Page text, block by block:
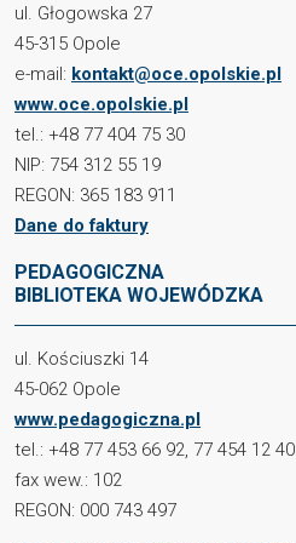
ul. Głogowska 27
45-315 Opole
e-mail: kontakt@oce.opolskie.pl
www.oce.opolskie.pl
tel.: +48 77 404 75 30
NIP: 754 312 55 19
REGON: 365 183 911
Dane do faktury
PEDAGOGICZNA
BIBLIOTEKA WOJEWÓDZKA
ul. Kościuszki 14
45-062 Opole
www.pedagogiczna.pl
tel.: +48 77 453 66 92, 77 454 12 40
fax wew.: 102
REGON: 000 743 497